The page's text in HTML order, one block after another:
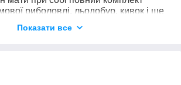
риболовлі, льодобур, кивок і ще
Показати все